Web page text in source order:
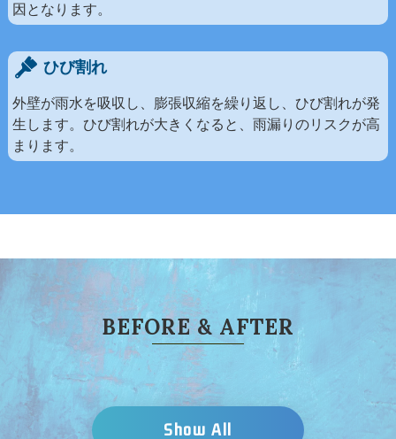
因となります。
ひび割れ
外壁が雨水を吸収し、膨張収縮を繰り返し、ひび割れが発
生します。ひび割れが大きくなると、雨漏りのリスクが高
まります。
BEFORE & AFTER
Show All